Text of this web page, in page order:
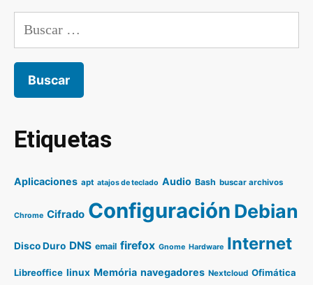
Buscar:
Etiquetas
Aplicaciones apt atajos de teclado Audio Bash buscar archivos
Chrome Cifrado Configuración Debian
Disco Duro DNS email firefox Gnome Hardware Internet
Libreoffice linux Memória navegadores Nextcloud Ofimática